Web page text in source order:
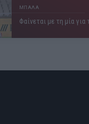
ΜΠΑΛΑ
Φαίνεται με τη μία για